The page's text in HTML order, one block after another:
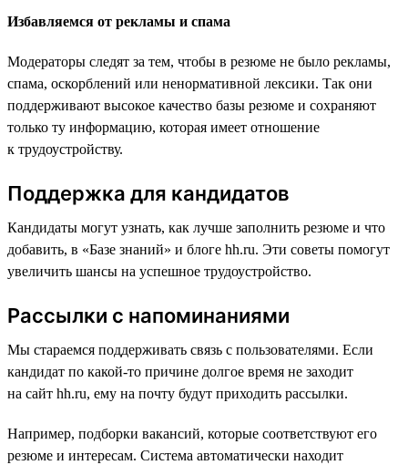
Избавляемся от рекламы и спама
Модераторы следят за тем, чтобы в резюме не было рекламы,
спама, оскорблений или ненормативной лексики. Так они
поддерживают высокое качество базы резюме и сохраняют
только ту информацию, которая имеет отношение
к трудоустройству.
Поддержка для кандидатов
Кандидаты могут узнать, как лучше заполнить резюме и что
добавить, в «Базе знаний» и блоге hh.ru. Эти советы помогут
увеличить шансы на успешное трудоустройство.
Рассылки с напоминаниями
Мы стараемся поддерживать связь с пользователями. Если
кандидат по какой-то причине долгое время не заходит
на сайт hh.ru, ему на почту будут приходить рассылки.
Например, подборки вакансий, которые соответствуют его
резюме и интересам. Система автоматически находит